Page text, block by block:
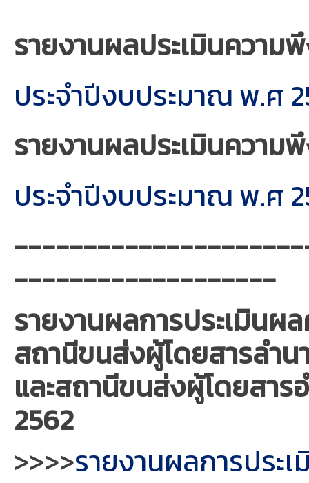
รายงานผลประเมินความ
ประจำปีงบประมาณ พ.ศ
รายงานผลประเมินความ
ประจำปีงบประมาณ พ.ศ
-------------------
รายงานผลการประเมินผ
สถานีขนส่งผู้โดยสารลำ
และสถานีขนส่งผู้โดยสาร
2562
>>>>รายงานผลการประเ